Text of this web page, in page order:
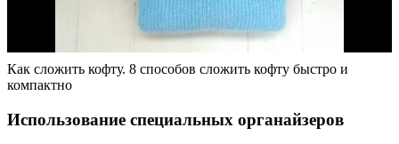
Как сложить кофту. 8 способов сложить кофту быстро и
компактно
Использование специальных органайзеров